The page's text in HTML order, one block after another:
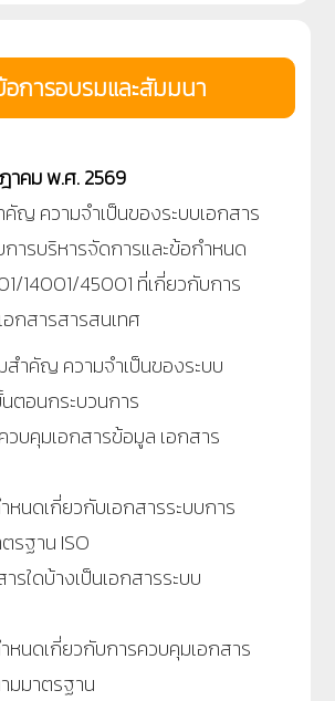
การอบรมและสัมมนา
าคม พ.ศ. 2569
คัญ ความจำเป็นของระบบเอกสาร
การบริหารจัดการและข้อกำหนด
14001/45001 ที่เกี่ยวกับการ
กสารสารสนเทศ
ญ ความจำเป็นของระบบ
ตอนกระบวนการ
มเอกสารข้อมูล เอกสาร
เกี่ยวกับเอกสารระบบการ
รฐาน ISO
ใดบ้างเป็นเอกสารระบบ
เกี่ยวกับการควบคุมเอกสาร
มมาตรฐาน